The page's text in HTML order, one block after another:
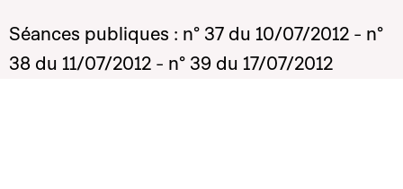
Séances publiques : n° 37 du 10/07/2012 - n°
38 du 11/07/2012 - n° 39 du 17/07/2012